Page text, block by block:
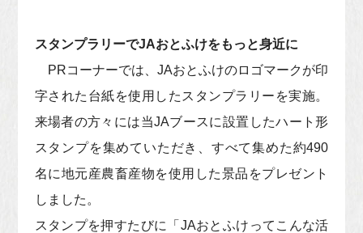
スタンプラリーでJAおとふけをもっと身近に
PRコーナーでは、JAおとふけのロゴマークが印
字された台紙を使用したスタンプラリーを実施。
来場者の方々には当JAブースに設置したハート形
スタンプを集めていただき、すべて集めた約490
名に地元産農畜産物を使用した景品をプレゼント
しました。
スタンプを押すたびに「JAおとふけってこんな活